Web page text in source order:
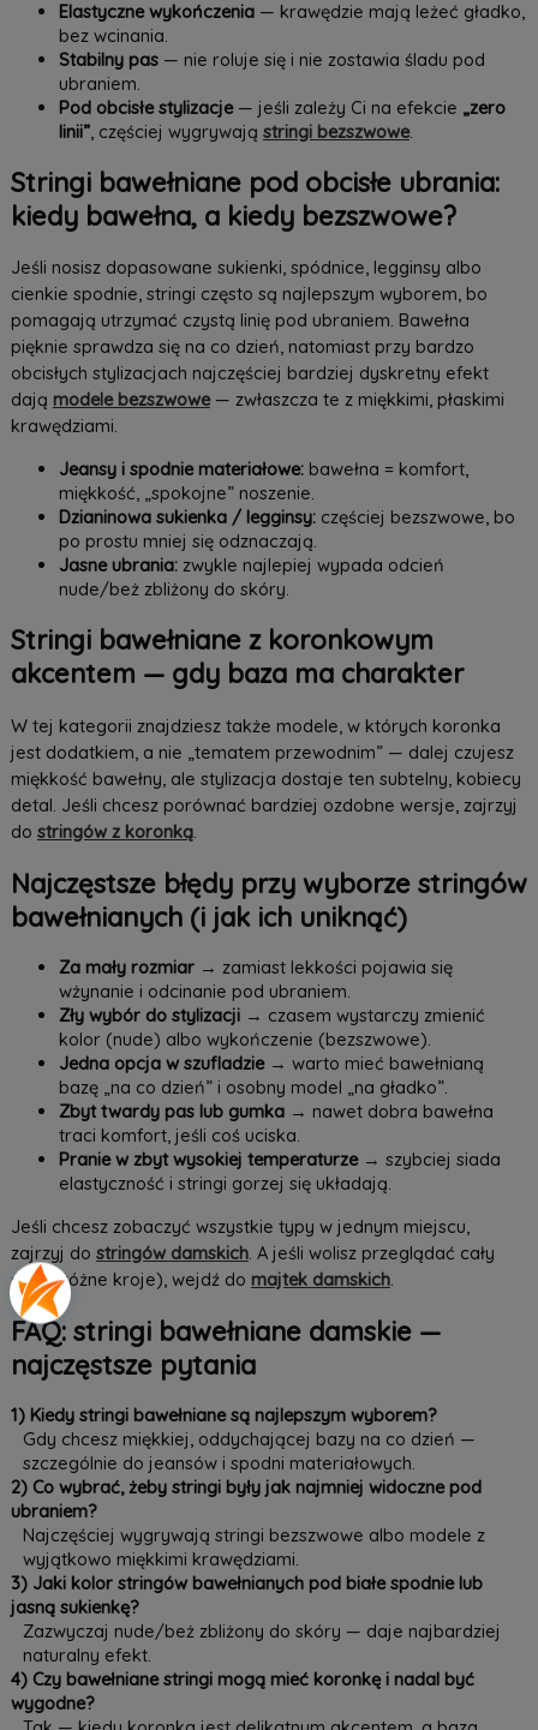
Elastyczne wykończenia— krawędzie mają leżeć gładko,
bez wcinania.
Stabilny pas— nie roluje się i nie zostawia śladu pod
ubraniem.
Pod obcisłe stylizacje— jeśli zależy Ci na efekcie „zero
linii”, częściej wygrywają stringi bezszwowe.
Stringi bawełniane pod obcisłe ubrania:
kiedy bawełna, a kiedy bezszwowe?
Jeśli nosisz dopasowane sukienki, spódnice, legginsy albo
cienkie spodnie, stringi często są najlepszym wyborem, bo
pomagają utrzymać czystą linię pod ubraniem. Bawełna
pięknie sprawdza się na co dzień, natomiast przy bardzo
obcisłych stylizacjach najczęściej bardziej dyskretny efekt
dają modele bezszwowe— zwłaszcza te z miękkimi, płaskimi
krawędziami.
Jeansy i spodnie materiałowe:bawełna = komfort,
miękkość, „spokojne” noszenie.
Dzianinowa sukienka / legginsy:częściej bezszwowe, bo
po prostu mniej się odznaczają.
Jasne ubrania:zwykle najlepiej wypada odcień
nude/beż zbliżony do skóry.
Stringi bawełniane z koronkowym
akcentem — gdy baza ma charakter
W tej kategorii znajdziesz także modele, w których koronka
jest dodatkiem, a nie „tematem przewodnim” — dalej czujesz
miękkość bawełny, ale stylizacja dostaje ten subtelny, kobiecy
detal. Jeśli chcesz porównać bardziej ozdobne wersje, zajrzyj
do stringów z koronką.
Najczęstsze błędy przy wyborze stringów
bawełnianych (i jak ich uniknąć)
Za mały rozmiar→ zamiast lekkości pojawia się
wżynanie i odcinanie pod ubraniem.
Zły wybór do stylizacji→ czasem wystarczy zmienić
kolor (nude) albo wykończenie (bezszwowe).
Jedna opcja w szufladzie→ warto mieć bawełnianą
bazę „na co dzień” i osobny model „na gładko”.
Zbyt twardy pas lub gumka→ nawet dobra bawełna
traci komfort, jeśli coś uciska.
Pranie w zbyt wysokiej temperaturze→ szybciej siada
elastyczność i stringi gorzej się układają.
Jeśli chcesz zobaczyć wszystkie typy w jednym miejscu,
zajrzyj do stringów damskich. A jeśli wolisz przeglądać cały
dział (różne kroje), wejdź do majtek damskich.
FAQ: stringi bawełniane damskie —
najczęstsze pytania
1) Kiedy stringi bawełniane są najlepszym wyborem?
Gdy chcesz miękkiej, oddychającej bazy na co dzień —
szczególnie do jeansów i spodni materiałowych.
2) Co wybrać, żeby stringi były jak najmniej widoczne pod
ubraniem?
Najczęściej wygrywają stringi bezszwowe albo modele z
wyjątkowo miękkimi krawędziami.
3) Jaki kolor stringów bawełnianych pod białe spodnie lub
jasną sukienkę?
Zazwyczaj nude/beż zbliżony do skóry — daje najbardziej
naturalny efekt.
4) Czy bawełniane stringi mogą mieć koronkę i nadal być
wygodne?